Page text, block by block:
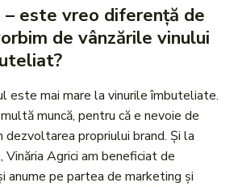
– este vreo diferență de
de vânzările vinului
este mai mare la vinurile îmbuteliate.
muncă, pentru că e nevoie de
propriului brand. Și la
Agrici am beneficiat de
anume pe partea de marketing și